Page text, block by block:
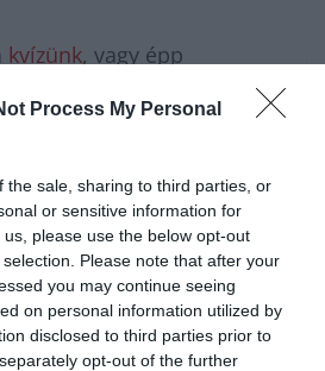
Process My Personal
the sale, sharing to third parties, or
or sensitive information for
please use the below opt-out
Please note that after your
you may continue seeing
on personal information utilized by
disclosed to third parties prior to
opt-out of the further
kvízünk, vagy épp
agytekervényeidet, csak